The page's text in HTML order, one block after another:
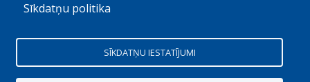
Visas tiesības aizsargātas. Pārpublicēšanas gadijumā atsauce
Sīkdatņu politika
SĪKDATŅU IESTATĪJUMI